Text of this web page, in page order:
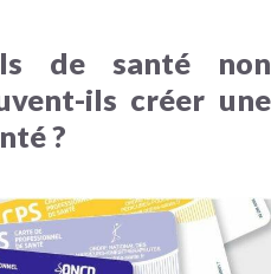
de santé non
ils créer une
?